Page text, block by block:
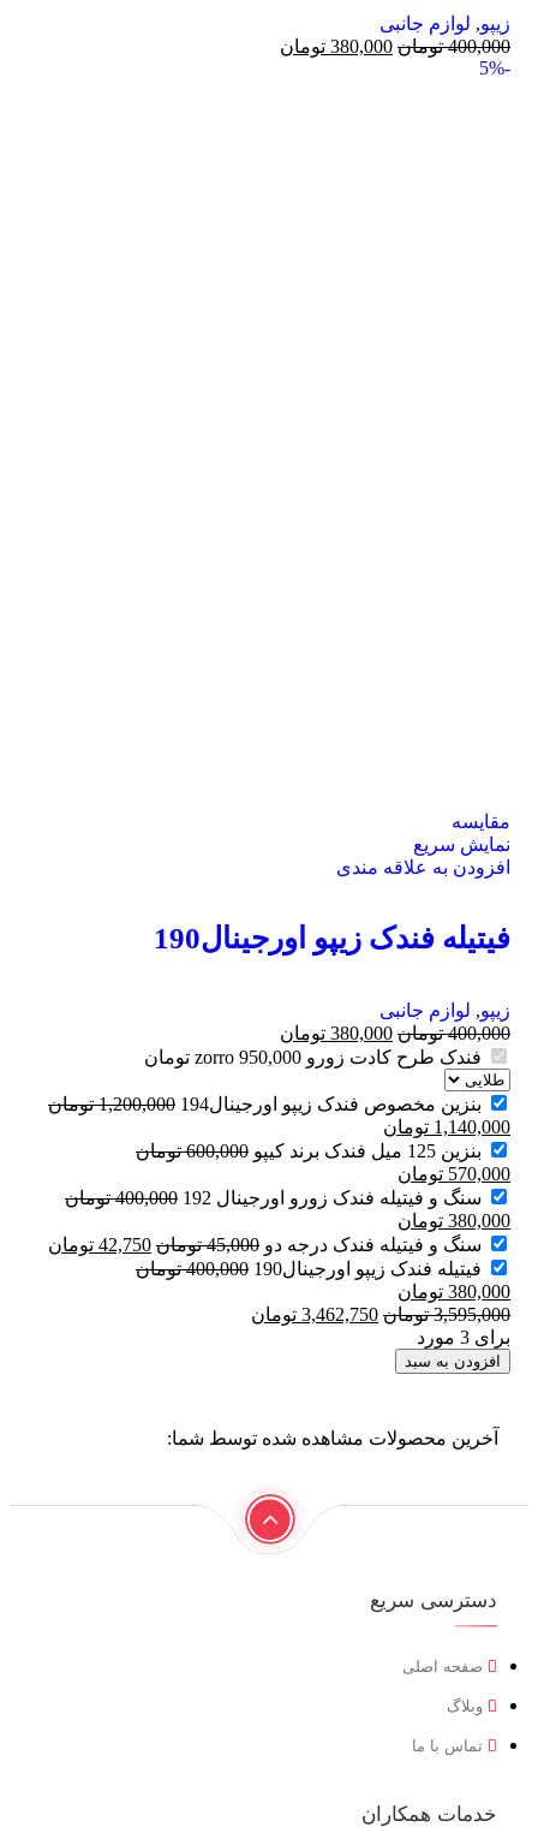
زیپو, لوازم جانبی
400,000 تومان 380,000 تومان
-5%
مقايسه
نمایش سریع
افزودن به علاقه مندی
فیتیله فندک زیپو اورجینال190
زیپو, لوازم جانبی
400,000 تومان 380,000 تومان
فندک طرح کادت زورو zorro 950,000 تومان
بنزین مخصوص فندک زیپو اورجینال194 1,200,000 تومان
1,140,000 تومان
بنزین 125 میل فندک برند کیپو
600,000 تومان
570,000 تومان
سنگ و فیتیله فندک زورو اورجینال 192
400,000 تومان
380,000 تومان
سنگ و فیتیله فندک درجه دو 45,000 تومان 42,750 تومان
فیتیله فندک زیپو اورجینال190
400,000 تومان
380,000 تومان
3,595,000 تومان 3,462,750 تومان
برای 3 مورد
افزودن به سبد
آخرین محصولات مشاهده شده توسط شما:
دسترسی سریع
صفحه اصلی
وبلاگ
تماس با ما
خدمات همکاران